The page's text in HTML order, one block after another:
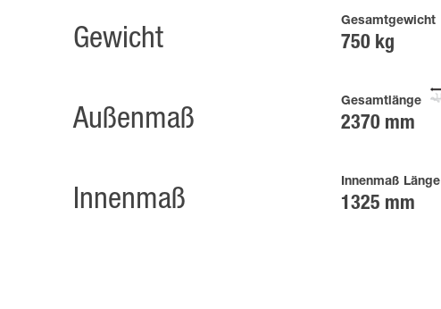
Gewicht
Gesamtgewicht
750 kg
Außenmaß
Gesamtlänge
2370 mm
Innenmaß
Innenmaß Länge
1325 mm